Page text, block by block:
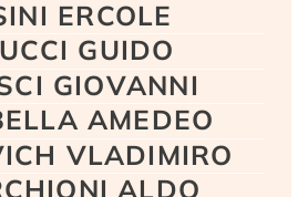
ERCOLE
GUIDO
GIOVANNI
AMEDEO
VLADIMIRO
ALDO